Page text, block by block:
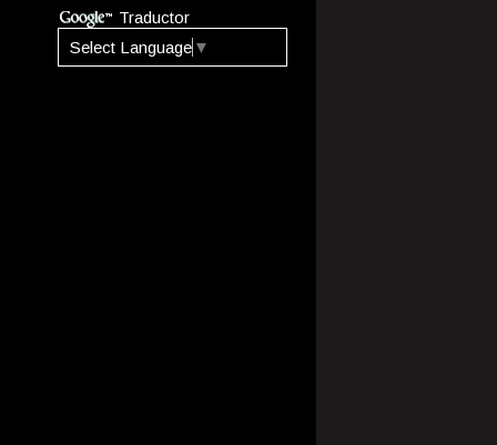
Traductor
Select Language ▼